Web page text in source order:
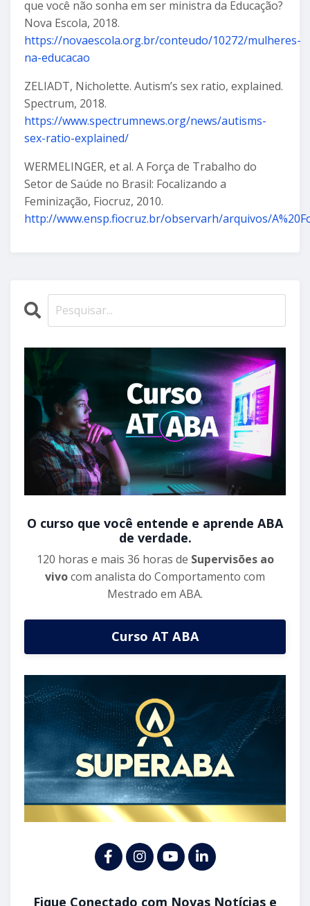
que você não sonha em ser ministra da Educação?
Nova Escola, 2018.
https://novaescola.org.br/conteudo/10272/mulheres-
na-educacao
ZELIADT, Nicholette. Autism’s sex ratio, explained.
Spectrum, 2018.
https://www.spectrumnews.org/news/autisms-
sex-ratio-explained/
WERMELINGER, et al. A Força de Trabalho do
Setor de Saúde no Brasil: Focalizando a
Feminização, Fiocruz, 2010.
http://www.ensp.fiocruz.br/observarh/arquivos/
O curso que você entende e aprende ABA
de verdade.
120 horas e mais 36 horas de Supervisões ao
vivocom analista do Comportamento com
Mestrado em ABA.
Curso AT ABA
Fique Conectado com Novas Notícias e